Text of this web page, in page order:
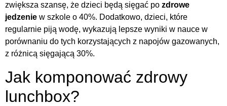
zwiększa szansę, że dzieci będą sięgać po zdrowe
jedzenie w szkole o 40%. Dodatkowo, dzieci, które
regularnie piją wodę, wykazują lepsze wyniki w nauce w
porównaniu do tych korzystających z napojów gazowanych,
z różnicą sięgającą 30%.
Jak komponować zdrowy
lunchbox?